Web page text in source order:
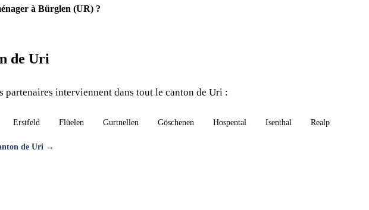
à Bürglen (UR) ?
de Uri
partenaires interviennent dans tout le canton de Uri :
Erstfeld Flüelen Gurtnellen Göschenen Hospental Isenthal Realp
de Uri →